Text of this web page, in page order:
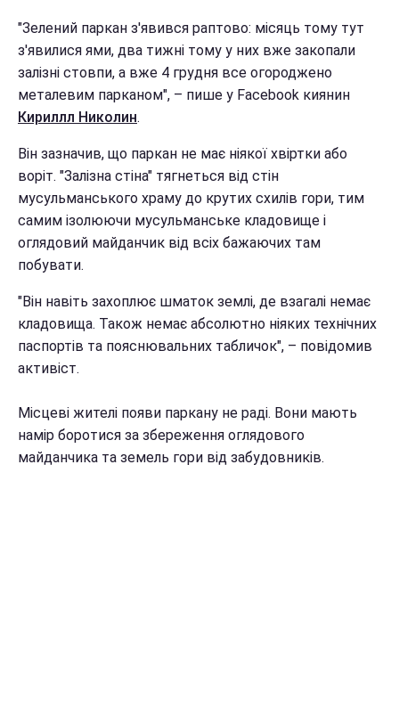
"Зелений паркан з'явився раптово: місяць тому тут
з'явилися ями, два тижні тому у них вже закопали
залізні стовпи, а вже 4 грудня все огороджено
металевим парканом", – пише у Facebook киянин
Кириллл Николин.
Він зазначив, що паркан не має ніякої хвіртки або
воріт. "Залізна стіна" тягнеться від стін
мусульманського храму до крутих схилів гори, тим
самим ізолюючи мусульманське кладовище і
оглядовий майданчик від всіх бажаючих там
побувати.
"Він навіть захоплює шматок землі, де взагалі немає
кладовища. Також немає абсолютно ніяких технічних
паспортів та пояснювальних табличок", – повідомив
активіст.
Місцеві жителі появи паркану не раді. Вони мають
намір боротися за збереження оглядового
майданчика та земель гори від забудовників.